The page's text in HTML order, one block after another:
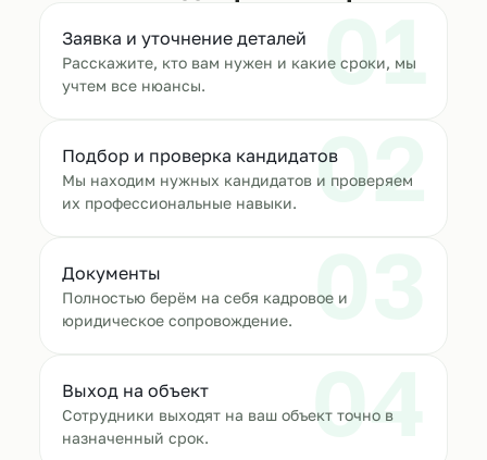
01
Заявка и уточнение деталей
Расскажите, кто вам нужен и какие сроки, мы
учтем все нюансы.
02
Подбор и проверка кандидатов
Мы находим нужных кандидатов и проверяем
их профессиональные навыки.
03
Документы
Полностью берём на себя кадровое и
юридическое сопровождение.
04
Выход на объект
Сотрудники выходят на ваш объект точно в
назначенный срок.